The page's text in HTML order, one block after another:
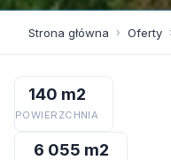
Strona główna › Oferty
140 m2
POWIERZCHNIA
6 055 m2